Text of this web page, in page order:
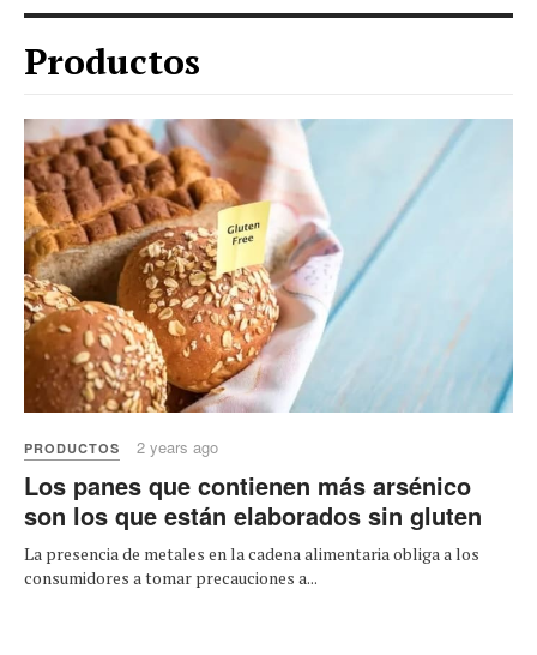
Productos
PRODUCTOS 2 years ago
Los panes que contienen más arsénico
son los que están elaborados sin gluten
La presencia de metales en la cadena alimentaria obliga a los
consumidores a tomar precauciones a...